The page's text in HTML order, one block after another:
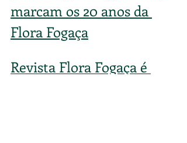
marcam os 20 anos da
Flora Fogaça
Revista Flora Fogaça é